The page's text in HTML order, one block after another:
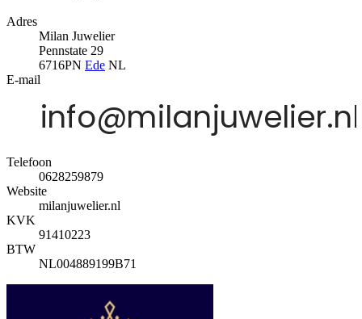
Adres
Milan Juwelier
Pennstate 29
6716PN Ede NL
E-mail
Telefoon
0628259879
Website
milanjuwelier.nl
KVK
91410223
BTW
NL004889199B71